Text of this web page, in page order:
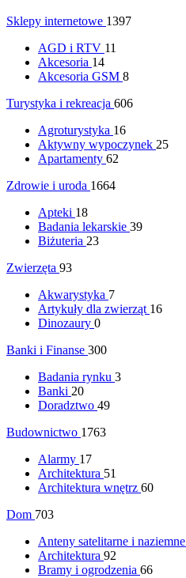
Sklepy internetowe 1397
AGD i RTV 11
Akcesoria 14
Akcesoria GSM 8
Turystyka i rekreacja 606
Agroturystyka 16
Aktywny wypoczynek 25
Apartamenty 62
Zdrowie i uroda 1664
Apteki 18
Badania lekarskie 39
Biżuteria 23
Zwierzęta 93
Akwarystyka 7
Artykuły dla zwierząt 16
Dinozaury 0
Banki i Finanse 300
Badania rynku 3
Banki 20
Doradztwo 49
Budownictwo 1763
Alarmy 17
Architektura 51
Architektura wnętrz 60
Dom 703
Anteny satelitarne i naziemne
Architektura 92
Bramy i ogrodzenia 66